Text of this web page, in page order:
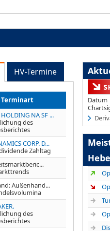
HV-Termine
Terminart
NA SF ...
des
CORP. D...
Zahltag
Außenhand...
des
Datum